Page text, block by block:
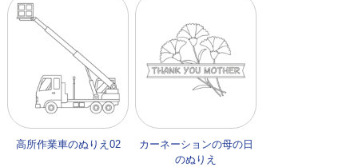
高所作業車のぬりえ02
カーネーションの母の日
のぬりえ